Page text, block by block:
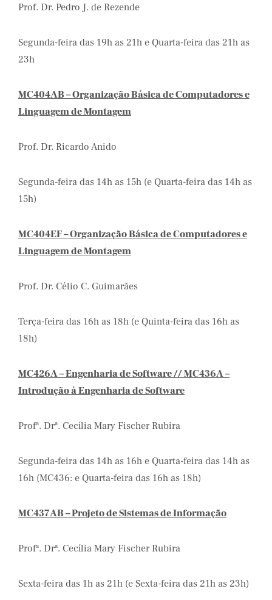
Prof. Dr. Pedro J. de Rezende
Segunda-feira das 19h as 21h e Quarta-feira das 21h as
23h
MC404AB – Organização Básica de Computadores e
Linguagem de Montagem
Prof. Dr. Ricardo Anido
Segunda-feira das 14h as 15h (e Quarta-feira das 14h as
15h)
MC404EF – Organização Básica de Computadores e
Linguagem de Montagem
Prof. Dr. Célio C. Guimarães
Terça-feira das 16h as 18h (e Quinta-feira das 16h as
18h)
MC426A – Engenharia de Software // MC436A –
Introdução à Engenharia de Software
Profª. Drª. Cecília Mary Fischer Rubira
Segunda-feira das 14h as 16h e Quarta-feira das 14h as
16h (MC436: e Quarta-feira das 16h as 18h)
MC437AB – Projeto de Sistemas de Informação
Profª. Drª. Cecília Mary Fischer Rubira
Sexta-feira das 1h as 21h (e Sexta-feira das 21h as 23h)